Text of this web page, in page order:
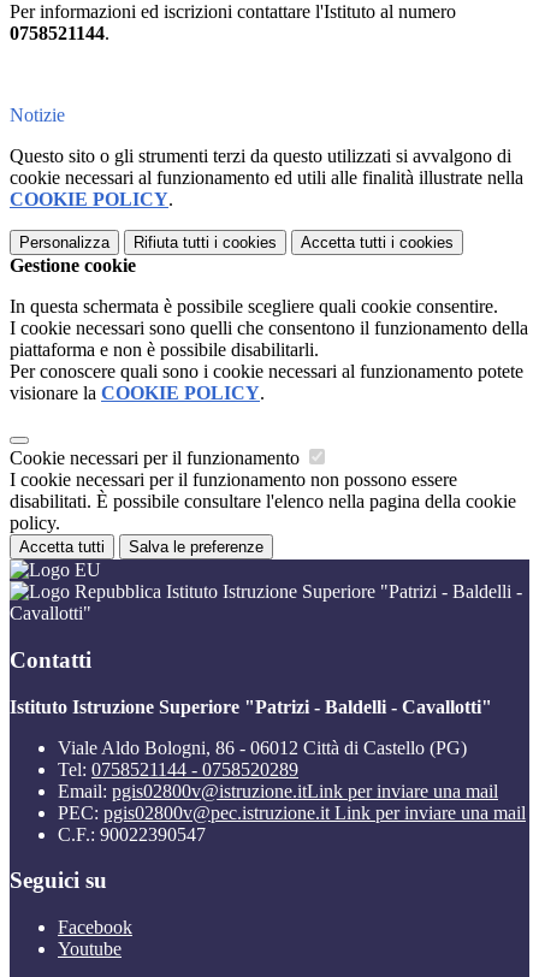
Per informazioni ed iscrizioni contattare l'Istituto al numero
0758521144.
Notizie
Questo sito o gli strumenti terzi da questo utilizzati si avvalgono di
cookie necessari al funzionamento ed utili alle finalità illustrate nella
COOKIE POLICY.
Personalizza Rifiuta tutti i cookies Accetta tutti i cookies
Gestione cookie
In questa schermata è possibile scegliere quali cookie consentire.
I cookie necessari sono quelli che consentono il funzionamento della
piattaforma e non è possibile disabilitarli.
Per conoscere quali sono i cookie necessari al funzionamento potete
visionare la COOKIE POLICY.
Cookie necessari per il funzionamento
I cookie necessari per il funzionamento non possono essere
disabilitati. È possibile consultare l'elenco nella pagina della cookie
policy.
Accetta tutti Salva le preferenze
Istituto Istruzione Superiore "Patrizi - Baldelli -
Cavallotti"
Contatti
Istituto Istruzione Superiore "Patrizi - Baldelli - Cavallotti"
Viale Aldo Bologni, 86 - 06012 Città di Castello (PG)
Tel: 0758521144 - 0758520289
Email: pgis02800v@istruzione.itLink per inviare una mail
PEC: pgis02800v@pec.istruzione.it Link per inviare una mail
C.F.: 90022390547
Seguici su
Facebook
Youtube